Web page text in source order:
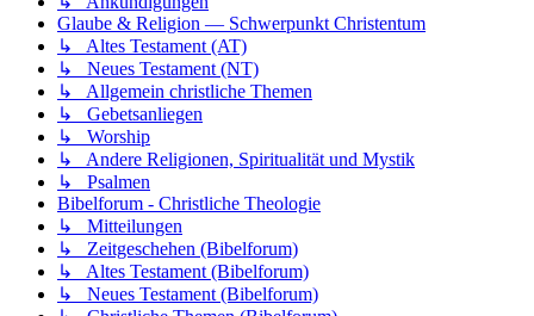
Glaube & Religion — Schwerpunkt Christentum
↳ Altes Testament (AT)
↳ Neues Testament (NT)
↳ Allgemein christliche Themen
↳ Gebetsanliegen
↳ Worship
↳ Andere Religionen, Spiritualität und Mystik
↳ Psalmen
Bibelforum - Christliche Theologie
↳ Mitteilungen
↳ Zeitgeschehen (Bibelforum)
↳ Altes Testament (Bibelforum)
↳ Neues Testament (Bibelforum)